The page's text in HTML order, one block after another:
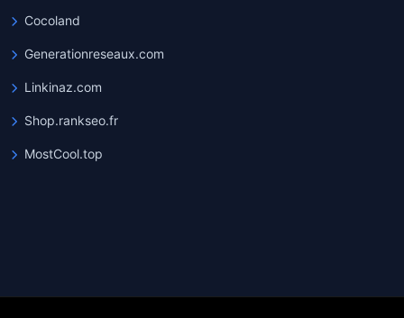
Cocoland
Generationreseaux.com
Linkinaz.com
Shop.rankseo.fr
MostCool.top